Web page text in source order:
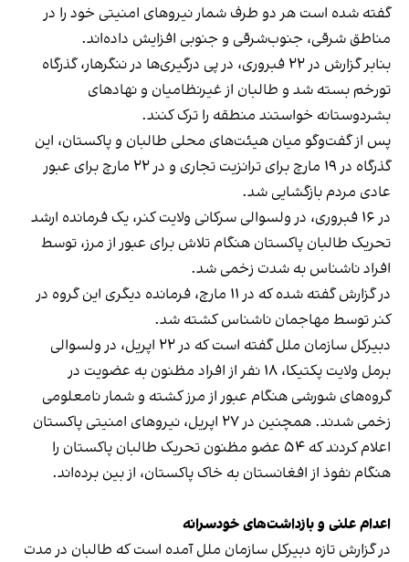
گفته شده است هر دو طرف شمار نیروهای امنیتی خود را در
مناطق شرقی، جنوب‌شرقی و جنوبی افزایش داده‌اند.
بنابر گزارش در ۲۲ فبروری، در پی درگیری‌ها در ننگرهار، گذرگاه
تورخم بسته شد و طالبان از غیرنظامیان و نهادهای
بشردوستانه خواستند منطقه را ترک کنند.
پس از گفت‌وگو میان هیئت‌های محلی طالبان و پاکستان، این
گذرگاه در ۱۹ مارچ برای ترانزیت تجاری و در ۲۲ مارچ برای عبور
عادی مردم بازگشایی شد.
در ۱۶ فبروری، در ولسوالی سرکانی ولایت کنر، یک فرمانده ارشد
تحریک طالبان پاکستان هنگام تلاش برای عبور از مرز، توسط
افراد ناشناس به شدت زخمی شد.
در گزارش گفته شده که در ۱۱ مارچ، فرمانده دیگری این گروه در
کنر توسط مهاجمان ناشناس کشته شد.
دبیرکل سازمان ملل گفته است که در ۲۲ اپریل، در ولسوالی
برمل ولایت پکتیکا، ۱۸ نفر از افراد مظنون به عضویت در
گروه‌های شورشی هنگام عبور از مرز کشته و شمار نامعلومی
زخمی شدند. همچنین در ۲۷ اپریل، نیروهای امنیتی پاکستان
اعلام کردند که ۵۴ عضو مظنون تحریک طالبان پاکستان را
هنگام نفوذ از افغانستان به خاک پاکستان، از بین برده‌اند.
اعدام علنی و بازداشت‌های خودسرانه
در گزارش تازه دبیرکل سازمان ملل آمده است که طالبان در مدت